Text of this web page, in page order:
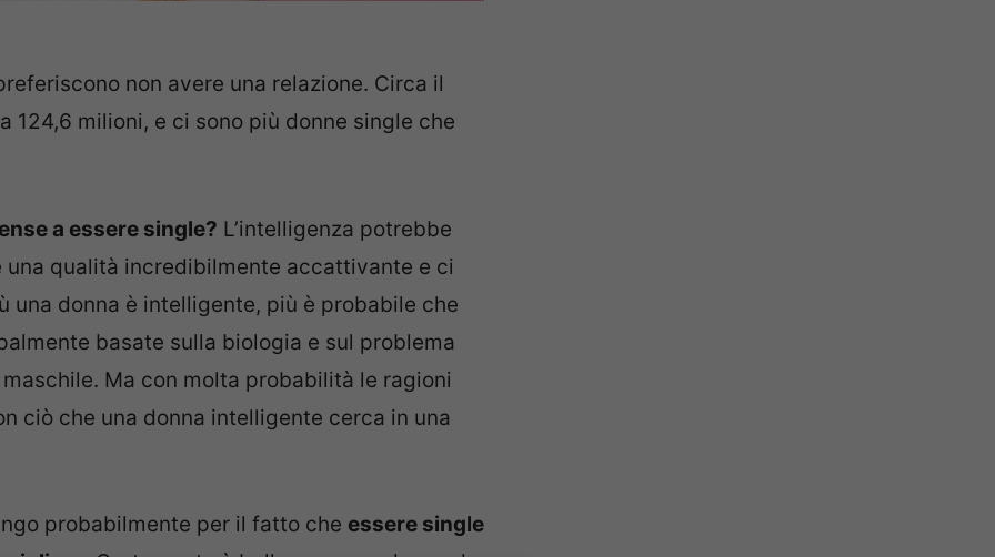
non avere una relazione. Circa il
124,6 milioni, e ci sono più donne single che
a essere single? L’intelligenza potrebbe
una qualità incredibilmente accattivante e ci
una donna è intelligente, più è probabile che
basate sulla biologia e sul problema
Ma con molta probabilità le ragioni
ciò che una donna intelligente cerca in una
probabilmente per il fatto che essere single